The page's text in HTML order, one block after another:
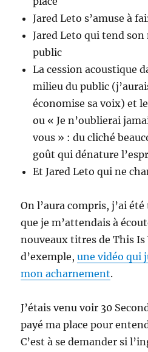
Jared Leto s’amuse à
Jared Leto qui tend
public
La cession acoustique
milieu du public
économise sa voix) et
ou « Je n’oublierai
vous » : du cliché
goût qui dénature
Et Jared Leto qui ne
On l’aura compris, j’ai
que je m’attendais à
nouveaux titres de This Is
d’exemple,une vidéo qui
mon acharnement.
J’étais venu voir 30
payé ma place pour
C’est à se demander si